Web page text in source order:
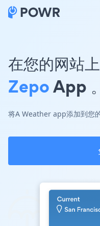
在您的网站
ZepoApp 。
将A Weather app添加到您